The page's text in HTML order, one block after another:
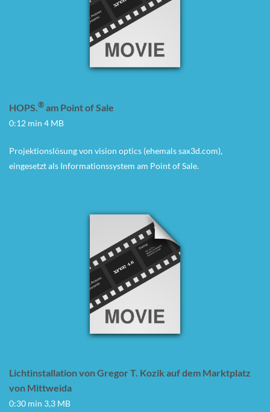
HOPS.®am Point of Sale
0:12 min 4 MB
Projektionslösung von vision optics (ehemals sax3d.com),
eingesetzt als Informationssystem am Point of Sale.
Lichtinstallation von Gregor T. Kozik auf dem Marktplatz
von Mittweida
0:30 min 3,3 MB